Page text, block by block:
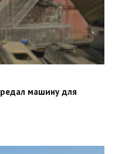
машину для